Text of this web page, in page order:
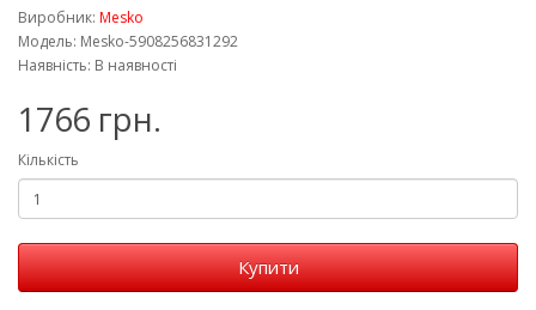
Виробник: Mesko
Модель: Mesko-5908256831292
Наявність: В наявності
1766 грн.
Кількість
Купити